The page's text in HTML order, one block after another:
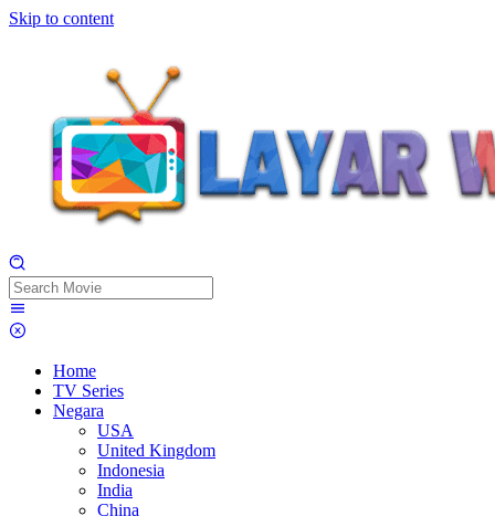
Skip to content
Home
TV Series
Negara
USA
United Kingdom
Indonesia
India
China